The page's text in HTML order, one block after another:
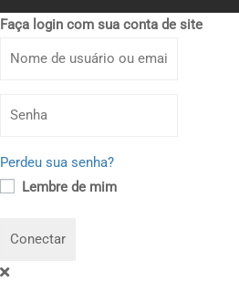
Faça login com sua conta de site
Perdeu sua senha?
Lembre de mim